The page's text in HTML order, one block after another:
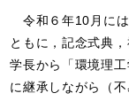
令和６年10 月に
ともに，記念式典
学長から「環境理
に継承しながら（